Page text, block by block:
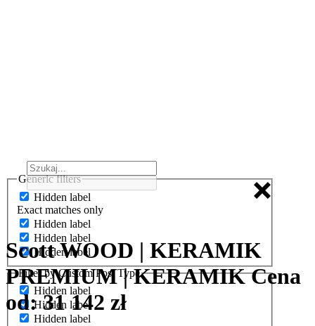
Generic filters
Hidden label
Exact matches only
Hidden label
Hidden label
Hidden label
Filter by Custom Post Type
Hidden label
Hidden label
Hidden label
Scott WOOD | KERAMIK
PREMIUM | KERAMIKCena
od: 31 142 zł